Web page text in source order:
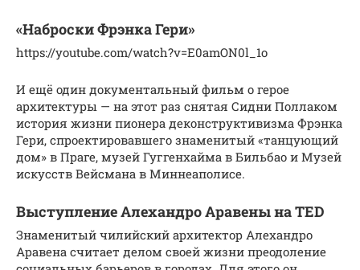
«Наброски Фрэнка Гери»
https://youtube.com/watch?v=E0amON0l_1o
И ещё один документальный фильм о герое
архитектуры — на этот раз снятая Сидни Поллаком
история жизни пионера деконструктивизма Фрэнка
Гери, спроектировавшего знаменитый «танцующий
дом» в Праге, музей Гуггенхайма в Бильбао и Музей
искусств Вейсмана в Миннеаполисе.
Выступление Алехандро Аравены на TED
Знаменитый чилийский архитектор Алехандро
Аравена считает делом своей жизни преодоление